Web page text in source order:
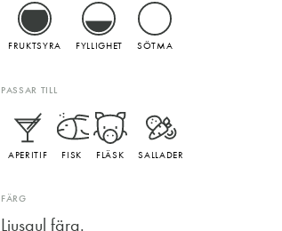
FRUKTSYRA FYLLIGHET SÖTMA
PASSAR TILL
APERITIF FISK FLÄSK SALLADER
FÄRG
Ljusgul färg.